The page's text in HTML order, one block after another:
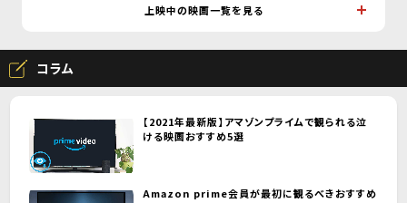
上映中の映画一覧を見る
コラム
【2021年最新版】アマゾンプライムで観られる泣
ける映画おすすめ5選
Amazon prime会員が最初に観るべきおすすめ